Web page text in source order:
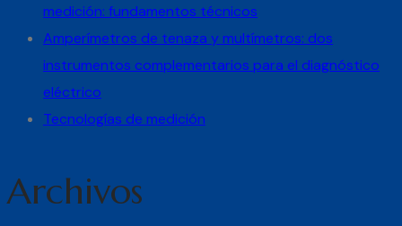
medición: fundamentos técnicos
Amperímetros de tenaza y multímetros: dos
instrumentos complementarios para el diagnóstico
eléctrico
Tecnologías de medición
Archivos